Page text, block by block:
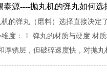
泰源----抛丸机的弹丸如何选
机的弹丸（磨料）选择直接决定
维度： 1. 弹丸的材质与硬度 材
厚锈层，但破碎速度快，对抛